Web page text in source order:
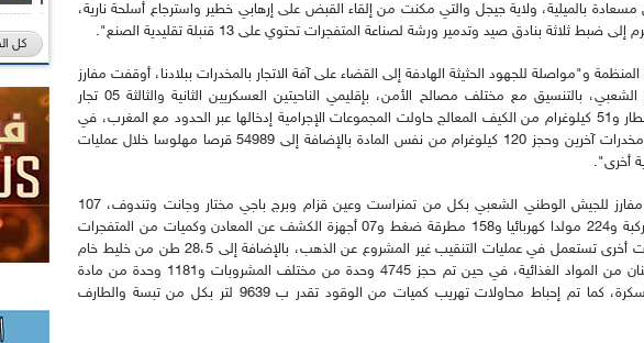
أوت 2021 بجبل مسعادة بالميلية، ولاية جيجل والتي مكنت من إلقاء القبض على إرهابي خطير واسترجاع أسلحة نارية،
ثلاثة بنادق صيد وتدمير ورشة لصناعة المتفجرات تحتوي على 13 قنبلة تقليدية الصنع".
و"مواصلة للجهود الحثيثة الهادفة إلى القضاء على آفة الاتجار بالمخدرات ببلادنا، أوقفت مفارز
مشتركة للجيش الوطني الشعبي، بالتنسيق مع مختلف مصالح الأمن، بإقليمي الناحيتين العسكريين الثانية والثالثة 05 تجار
مخدرات وضبطت 11 قنطار و51 كيلوغرام من الكيف المعالج حاولت المجموعات الإجرامية إدخالها عبر الحدود مع المغرب، في
حين تم توقيف 26 تاجر مخدرات آخرين وحجز 120 كيلوغرام من نفس المادة بالإضافة إلى 54989 قرصا مهلوسا خلال عمليات
أخرى".
من جهة أخرى،"أوقفت مفارز للجيش الوطني الشعبي بكل من تمنراست وعين قزام وبرج باجي مختار وجانت وتندوف، 107
أشخاص وضبطت 23 مركبة و224 مولدا كهربائيا و158 مطرقة ضغط و07 أجهزة الكشف عن المعادن وكميات من المتفجرات
ومعدات التفجير وتجهيزات أخرى تستعمل في عمليات التنقيب غير المشروع عن الذهب، بالإضافة إلى 28،5 طن من خليط خام
الذهب والحجارة و04 أطنان من المواد الغذائية، في حين تم حجز 4745 وحدة من مختلف المشروبات و1181 وحدة من مادة
التبغ بكل من ورقلة وبسكرة، كما تم إحباط محاولات تهريب كميات من الوقود تقدر ب 9639 لتر بكل من تبسة والطارف
كل